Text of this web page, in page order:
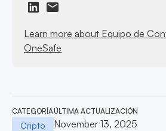
Learn more about Equipo de
OneSafe
CATEGORÍA
Cripto
ÚLTIMA ACTUALIZACIÓN
November 13, 2025